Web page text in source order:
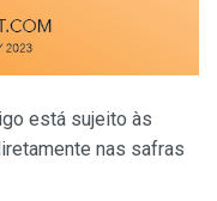
está sujeito às
nas safras